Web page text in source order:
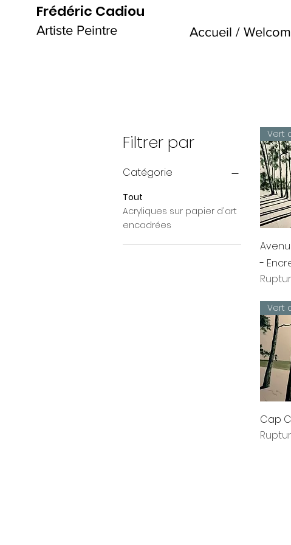
Frédéric Cadiou
Artiste Peintre Accueil /
Filtrer par
Catégorie
Tout
Acryliques sur papier d'art
encadrées
Vert
-
Vert
Cap